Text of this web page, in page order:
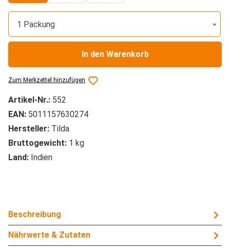
1 Packung
In den Warenkorb
Zum Merkzettel hinzufügen
Artikel-Nr.: 552
EAN: 5011157630274
Hersteller: Tilda
Bruttogewicht: 1 kg
Land: Indien
Beschreibung
Nährwerte & Zutaten